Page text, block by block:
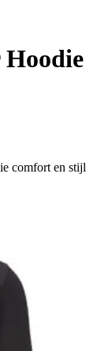
comfort en stijl